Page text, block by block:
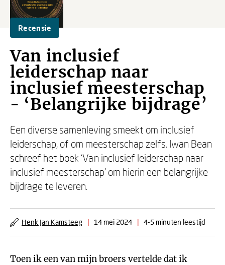
Recensie
Van inclusief
leiderschap naar
inclusief meesterschap
- ‘Belangrijke bijdrage’
Een diverse samenleving smeekt om inclusief
leiderschap, of om meesterschap zelfs. Iwan Bean
schreef het boek ‘Van inclusief leiderschap naar
inclusief meesterschap’ om hierin een belangrijke
bijdrage te leveren.
Henk Jan Kamsteeg | 14 mei 2024 | 4-5 minuten leestijd
Toen ik een van mijn broers vertelde dat ik